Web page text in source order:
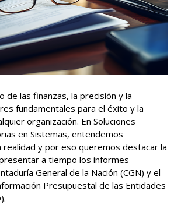
de las finanzas, la precisión y la
fundamentales para el éxito y la
organización. En Soluciones
en Sistemas, entendemos
y por eso queremos destacar la
a tiempo los informes
General de la Nación (CGN) y el
Presupuestal de las Entidades